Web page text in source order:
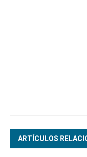
ARTÍCULOS